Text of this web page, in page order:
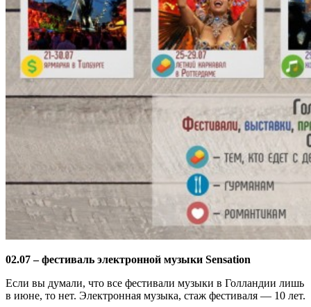
02.07 – фестиваль электронной музыки Sensation
Если вы думали, что все фестивали музыки в Голландии лишь
в июне, то нет. Электронная музыка, стаж фестиваля — 10 лет.